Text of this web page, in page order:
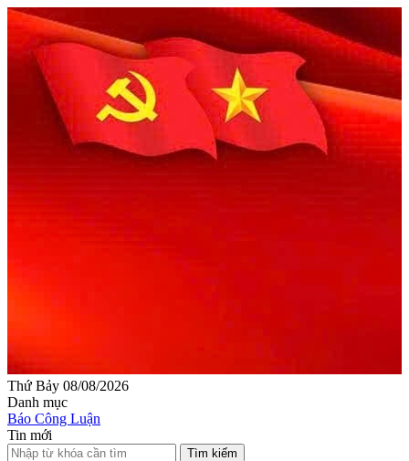
Thứ Bảy 08/08/2026
Danh mục
Báo Công Luận
Tin mới
Tìm kiếm